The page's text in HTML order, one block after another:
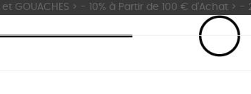
et GOUACHES > - 10% à Partir de 100 € d'Achat